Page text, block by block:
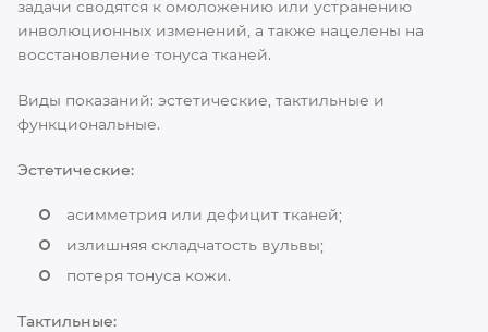
задачи сводятся к омоложению или устранению
инволюционных изменений, а также нацелены на
восстановление тонуса тканей.
Виды показаний: эстетические, тактильные и
функциональные.
Эстетические:
асимметрия или дефицит тканей;
излишняя складчатость вульвы;
потеря тонуса кожи.
Тактильные: